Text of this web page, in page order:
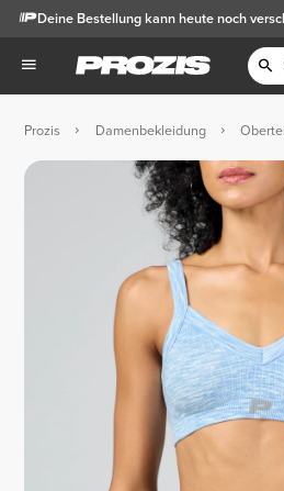
Deine Bestellung kann heute noch
Prozis Damenbekleidung